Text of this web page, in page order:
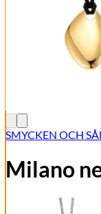
SMYCKEN OCH
Milano